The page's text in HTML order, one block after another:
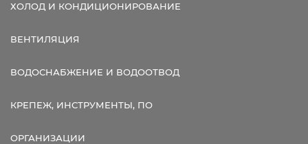
ХОЛОД И КОНДИЦИОНИРОВАНИЕ
ВЕНТИЛЯЦИЯ
ВОДОСНАБЖЕНИЕ И ВОДООТВОД
КРЕПЕЖ, ИНСТРУМЕНТЫ, ПО
ОРГАНИЗАЦИИ